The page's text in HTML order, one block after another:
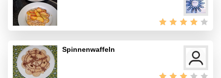
Spinnenwaffeln